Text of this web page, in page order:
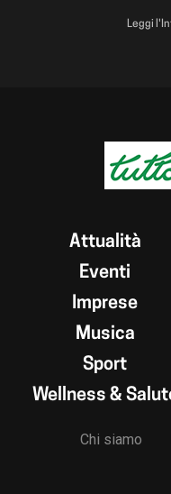
Leggi
Attualità
Eventi
Imprese
Musica
Sport
Wellness &
Chi siamo